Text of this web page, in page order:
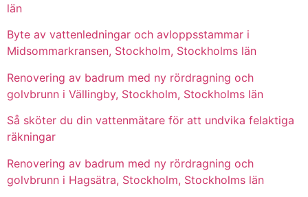
län
Byte av vattenledningar och avloppsstammar i
Midsommarkransen, Stockholm, Stockholms län
Renovering av badrum med ny rördragning och
golvbrunn i Vällingby, Stockholm, Stockholms län
Så sköter du din vattenmätare för att undvika felaktiga
räkningar
Renovering av badrum med ny rördragning och
golvbrunn i Hagsätra, Stockholm, Stockholms län